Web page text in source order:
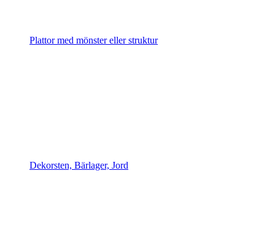
Plattor med mönster eller struktur
Dekorsten, Bärlager, Jord